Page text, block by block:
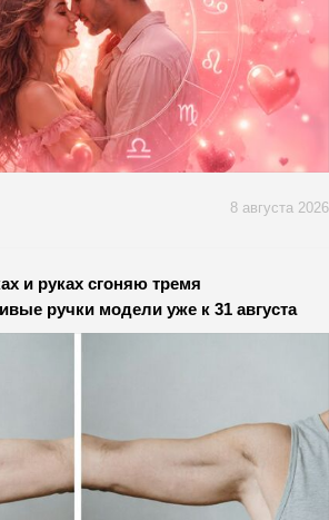
8 августа 2026
и руках сгоняю тремя
ручки модели уже к 31 августа